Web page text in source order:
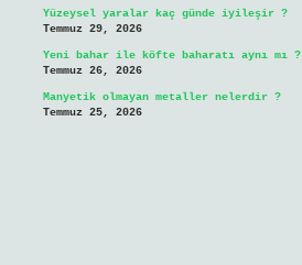
Yüzeysel yaralar kaç günde iyileşir ?
Temmuz 29, 2026
Yeni bahar ile köfte baharatı aynı mı ?
Temmuz 26, 2026
Manyetik olmayan metaller nelerdir ?
Temmuz 25, 2026